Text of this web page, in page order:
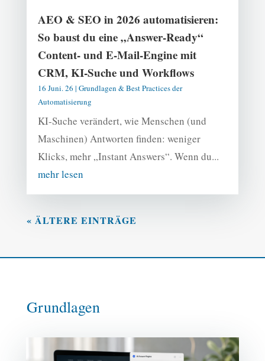
AEO & SEO in 2026 automatisieren:
So baust du eine „Answer-Ready“
Content- und E-Mail-Engine mit
CRM, KI-Suche und Workflows
16 Juni. 26 | Grundlagen & Best Practices der
Automatisierung
KI-Suche verändert, wie Menschen (und
Maschinen) Antworten finden: weniger
Klicks, mehr „Instant Answers“. Wenn du...
mehr lesen
« ÄLTERE EINTRÄGE
Grundlagen